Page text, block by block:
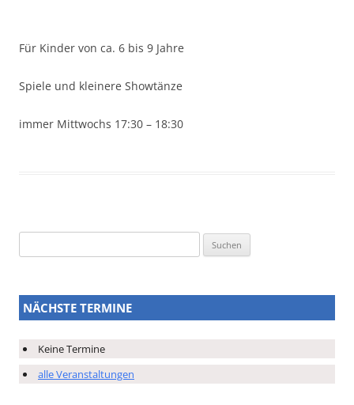
Für Kinder von ca. 6 bis 9 Jahre
Spiele und kleinere Showtänze
immer Mittwochs 17:30 – 18:30
nach:
NÄCHSTE TERMINE
Keine Termine
alle Veranstaltungen